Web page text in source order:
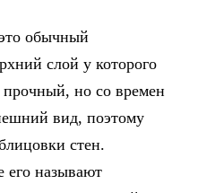
обычный
слой у которого
прочный, но со времен
вид, поэтому
стен.
называют